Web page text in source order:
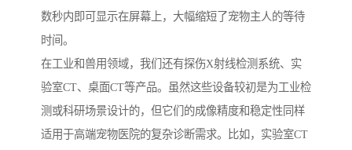
数秒内即可显示在屏幕上，大幅缩短了宠物主人的等待
时间。
在工业和兽用领域，我们还有探伤X射线检测系统、实
验室CT、桌面CT等产品。虽然这些设备较初是为工业检
测或科研场景设计的，但它们的成像精度和稳定性同样
适用于高端宠物医院的复杂诊断需求。比如，实验室CT